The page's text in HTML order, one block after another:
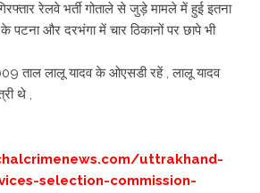
रेलवे भर्ती गोताले से जुड़े मामले में हुई इतना
के पटना और दरभंगा में चार ठिकानों पर छापे भी
ताल लालू यादव के ओएसडी रहें , लालू यादव
थे ,
uttrakhand-
selection-commission-